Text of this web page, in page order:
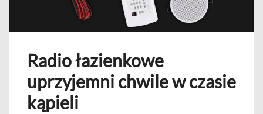
Radio łazienkowe
uprzyjemni chwile w czasie
kąpieli